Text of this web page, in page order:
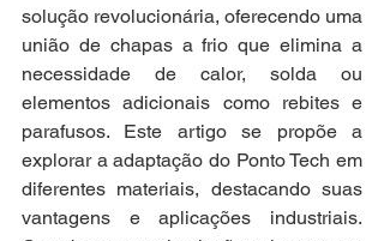
solução revolucionária, oferecendo uma
união de chapas a frio que elimina a
necessidade de calor, solda ou
elementos adicionais como rebites e
parafusos. Este artigo se propõe a
explorar a adaptação do Ponto Tech em
diferentes materiais, destacando suas
vantagens e aplicações industriais.